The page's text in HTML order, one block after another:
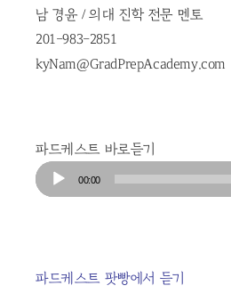
남 경윤 / 의대 진학 전문 멘토
201-983-2851
kyNam@GradPrepAcademy.com
파드케스트 바로듣기
Audio
Player
00:00
파드케스트 팟빵에서 듣기